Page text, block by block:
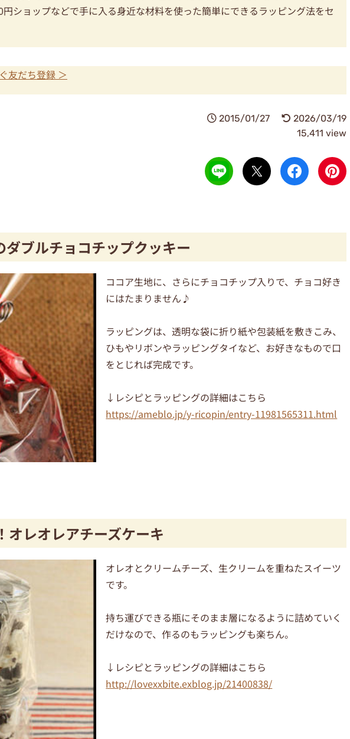
ショップなどで手に入る身近な材料を使った簡単にできるラッピング法をセ
友だち登録 ＞
2015/01/27
2026/03/19
15,411 view
ブルチョコチップクッキー
ココア生地に、さらにチョコチップ入りで、チョコ好き
にはたまりません♪
ラッピングは、透明な袋に折り紙や包装紙を敷きこみ、
ひもやリボンやラッピングタイなど、お好きなもので口
をとじれば完成です。
↓レシピとラッピングの詳細はこちら
https://ameblo.jp/y-ricopin/entry-11981565311.html
オレオレアチーズケーキ
オレオとクリームチーズ、生クリームを重ねたスイーツ
です。
持ち運びできる瓶にそのまま層になるように詰めていく
だけなので、作るのもラッピングも楽ちん。
↓レシピとラッピングの詳細はこちら
http://lovexxbite.exblog.jp/21400838/